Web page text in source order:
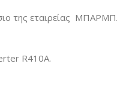
της εταιρείας
R410A.